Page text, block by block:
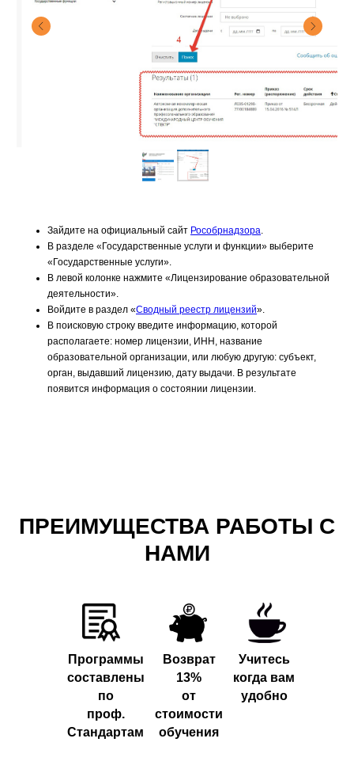
Зайдите на официальный сайт Рособрнадзора.
В разделе «Государственные услуги и функции» выберите
«Государственные услуги».
В левой колонке нажмите «Лицензирование образовательной
деятельности».
Войдите в раздел «Сводный реестр лицензий».
В поисковую строку введите информацию, которой
располагаете: номер лицензии, ИНН, название
образовательной организации, или любую другую: субъект,
орган, выдавший лицензию, дату выдачи. В результате
появится информация о состоянии лицензии.
ПРЕИМУЩЕСТВА РАБОТЫ С
НАМИ
Программы
составлены
по
проф.
Стандартам
Возврат
13%
от
стоимости
обучения
Учитесь
когда вам
удобно